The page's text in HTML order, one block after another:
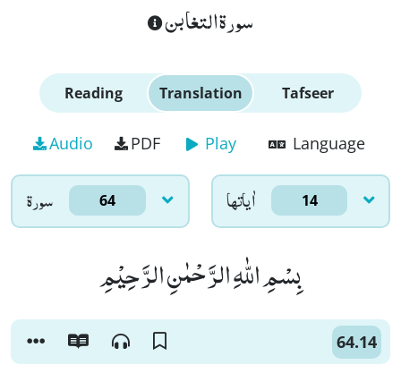
سورة التغابن
Reading Translation Tafseer
Audio PDF Play Language
سورۃ 64 اٰياتها 14
بِسْمِ اللّٰهِ الرَّحْمٰنِ الرَّحِیْمِ
64.14